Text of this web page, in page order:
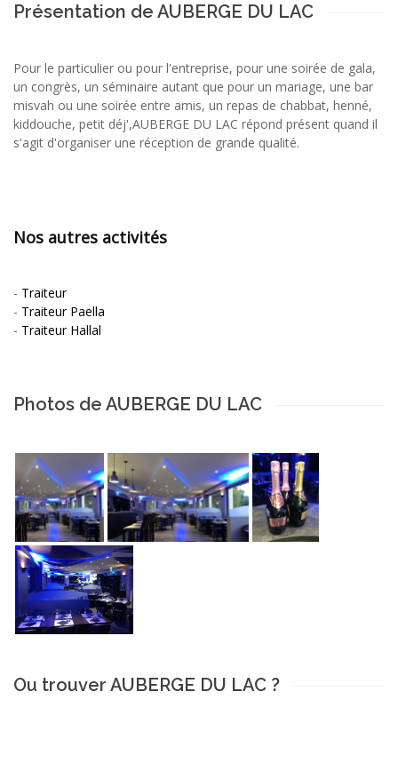
Présentation de AUBERGE DU LAC
Pour le particulier ou pour l'entreprise, pour une soirée de gala,
un congrès, un séminaire autant que pour un mariage, une bar
misvah ou une soirée entre amis, un repas de chabbat, henné,
kiddouche, petit déj',AUBERGE DU LAC répond présent quand il
s'agit d'organiser une réception de grande qualité.
Nos autres activités
- Traiteur
- Traiteur Paella
- Traiteur Hallal
Photos de AUBERGE DU LAC
Ou trouver AUBERGE DU LAC ?